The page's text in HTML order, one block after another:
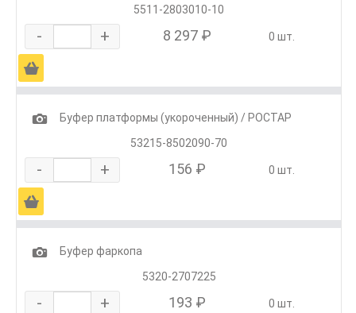
5511-2803010-10
- + 8 297 ₽ 0 шт.
Ä
1
Буфер платформы (укороченный) / РОСТАР
53215-8502090-70
- + 156 ₽ 0 шт.
Ä
1
Буфер фаркопа
5320-2707225
- + 193 ₽ 0 шт.